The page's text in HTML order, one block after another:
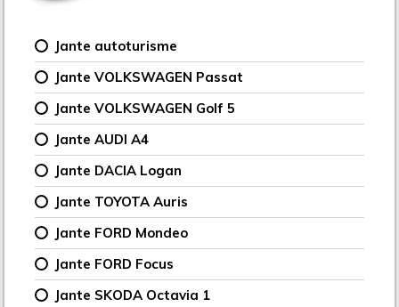
Jante autoturisme
Jante VOLKSWAGEN Passat
Jante VOLKSWAGEN Golf 5
Jante AUDI A4
Jante DACIA Logan
Jante TOYOTA Auris
Jante FORD Mondeo
Jante FORD Focus
Jante SKODA Octavia 1